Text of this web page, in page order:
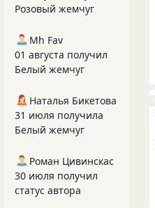
Розовый жемчуг
Mh Fav
01 августа получил
Белый жемчуг
Наталья Бикетова
31 июля получила
Белый жемчуг
Роман Цивинскас
30 июля получил
статус автора